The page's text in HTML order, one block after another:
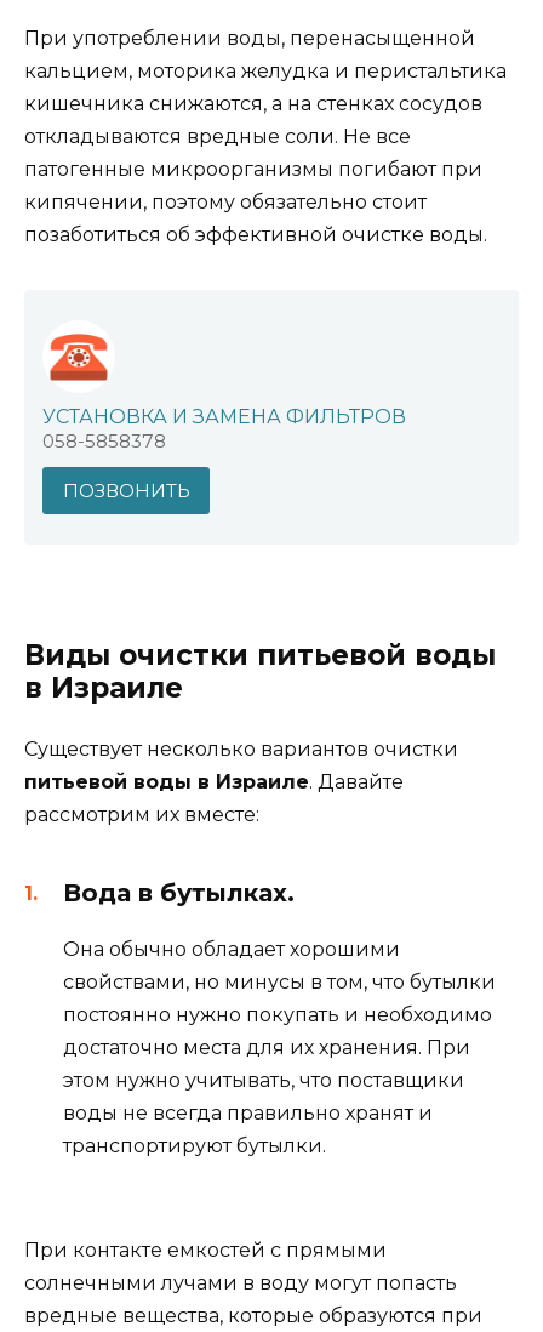
При употреблении воды, перенасыщенной
кальцием, моторика желудка и перистальтика
кишечника снижаются, а на стенках сосудов
откладываются вредные соли. Не все
патогенные микроорганизмы погибают при
кипячении, поэтому обязательно стоит
позаботиться об эффективной очистке воды.
УСТАНОВКА И ЗАМЕНА ФИЛЬТРОВ
058-5858378
ПОЗВОНИТЬ
Виды очистки питьевой воды
в Израиле
Существует несколько вариантов очистки
питьевой воды в Израиле. Давайте
рассмотрим их вместе:
Вода в бутылках.
Она обычно обладает хорошими
свойствами, но минусы в том, что бутылки
постоянно нужно покупать и необходимо
достаточно места для их хранения. При
этом нужно учитывать, что поставщики
воды не всегда правильно хранят и
транспортируют бутылки.
При контакте емкостей с прямыми
солнечными лучами в воду могут попасть
вредные вещества, которые образуются при